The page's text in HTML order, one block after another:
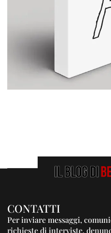
CONTATTI
Per inviare messaggi,
richieste di interviste,